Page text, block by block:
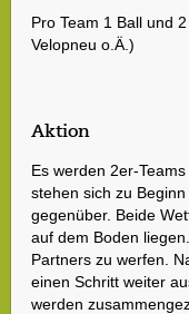
Pro Team 1 Ball und
Velopneu o.Ä.)
Aktion
Es werden 2er-
stehen sich zu
gegenüber. Beide
auf dem Boden
Partners zu werfen.
einen Schritt weiter
werden